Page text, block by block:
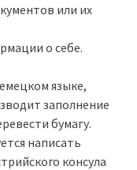
или их
о себе.
языке,
заполнение
бумагу.
написать
консула